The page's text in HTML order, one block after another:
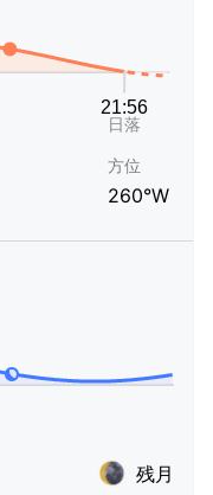
方位
260°W
残月